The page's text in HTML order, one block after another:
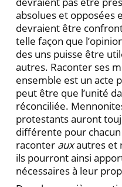
absolues et opposées
devraient être
telle façon que
des uns puisse être
autres. Raconter ses
ensemble est un acte
peut être que l’unité
réconciliée.
protestants auront
différente pour chacun
raconter auxautres et
ils pourront ainsi
nécessaires à leur